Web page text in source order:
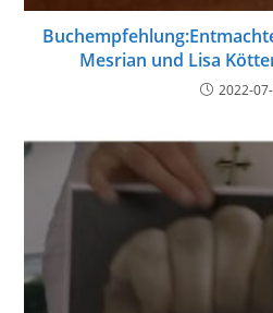
Mesrian und Lisa
2022-